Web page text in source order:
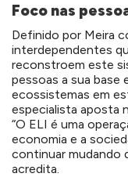
Foco nas
Definido por Meira
interdependentes
reconstroem este
pessoas a sua base
ecossistemas em
especialista aposta
“O ELI é uma
economia e a
continuar mudando
acredita.